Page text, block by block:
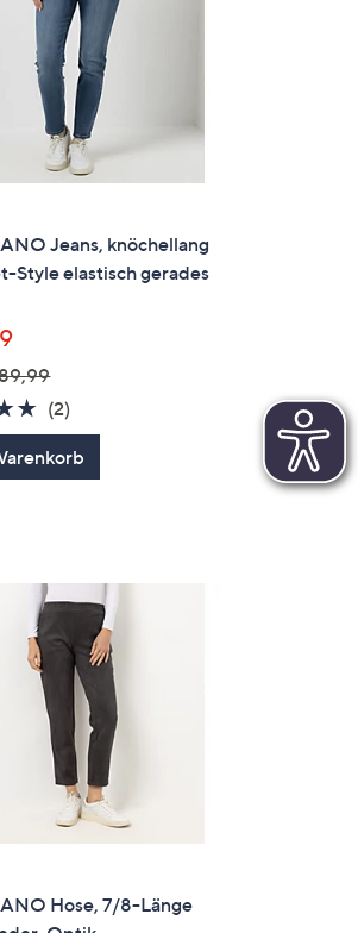
Jeans, knöchellang
Style elastisch gerades
5.0
von
5
(2)
Bewertungen
Hose, 7/8-Länge